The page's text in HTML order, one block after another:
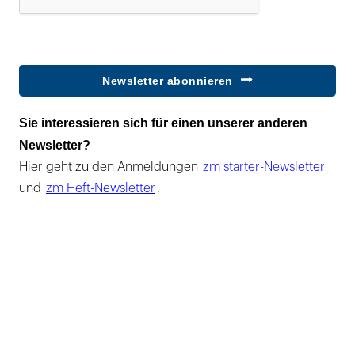
Newsletter abonnieren
Sie interessieren sich für einen unserer anderen
Newsletter?
Hier geht zu den Anmeldungen zm starter-Newsletter
und zm Heft-Newsletter .